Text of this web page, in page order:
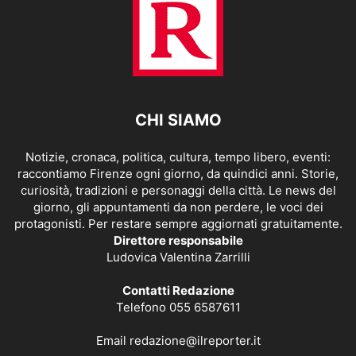
CHI SIAMO
Notizie, cronaca, politica, cultura, tempo libero, eventi:
raccontiamo Firenze ogni giorno, da quindici anni. Storie,
curiosità, tradizioni e personaggi della città. Le news del
giorno, gli appuntamenti da non perdere, le voci dei
protagonisti. Per restare sempre aggiornati gratuitamente.
Direttore responsabile
Ludovica Valentina Zarrilli
Contatti Redazione
Telefono 055 6587611
Email redazione@ilreporter.it